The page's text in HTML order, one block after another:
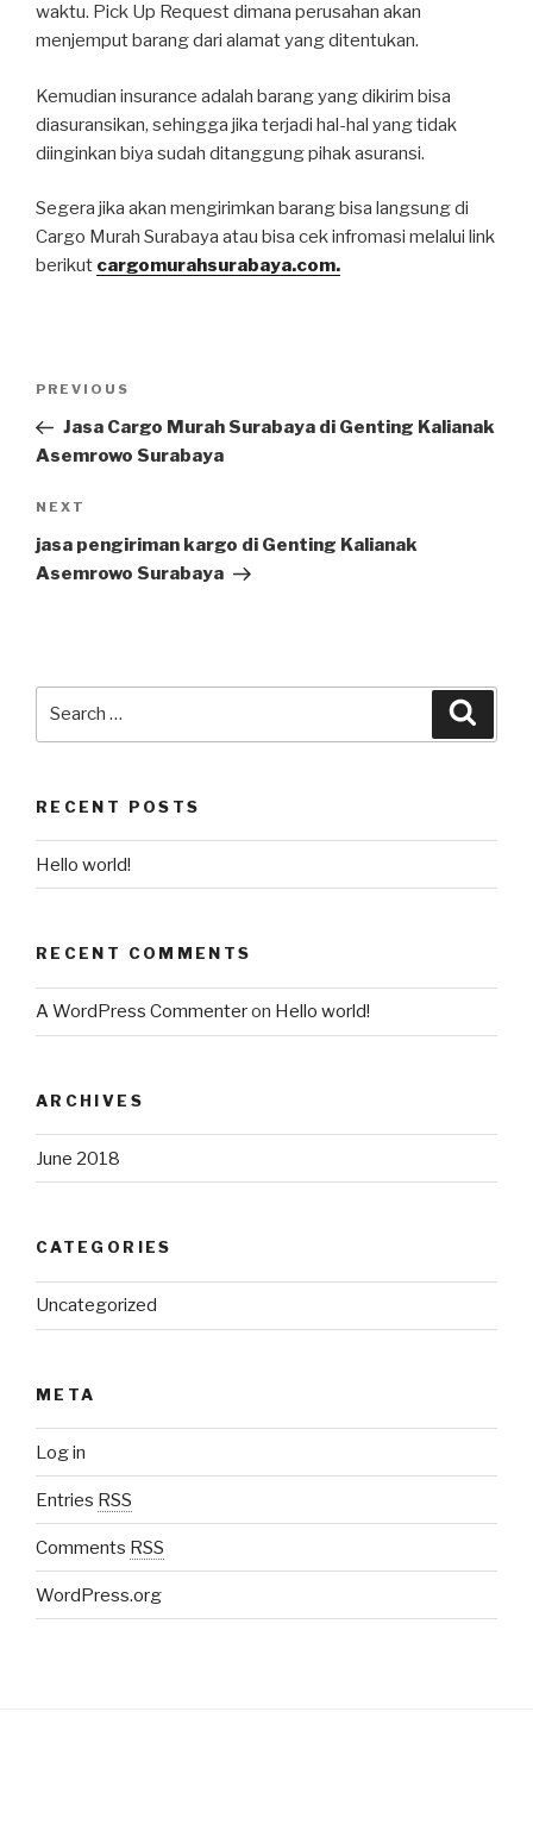
waktu. Pick Up Request dimana perusahan akan
menjemput barang dari alamat yang ditentukan.
Kemudian insurance adalah barang yang dikirim bisa
diasuransikan, sehingga jika terjadi hal-hal yang tidak
diinginkan biya sudah ditanggung pihak asuransi.
Segera jika akan mengirimkan barang bisa langsung di
Cargo Murah Surabaya atau bisa cek infromasi melalui link
berikut cargomurahsurabaya.com.
PREVIOUS
Jasa Cargo Murah Surabaya di Genting Kalianak
Asemrowo Surabaya
NEXT
jasa pengiriman kargo di Genting Kalianak
Asemrowo Surabaya
RECENT POSTS
Hello world!
RECENT COMMENTS
A WordPress Commenteron Hello world!
ARCHIVES
June 2018
CATEGORIES
Uncategorized
META
Log in
Entries RSS
Comments RSS
WordPress.org